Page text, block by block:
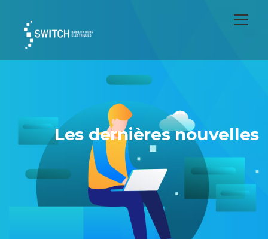
Les dernières nouvelles